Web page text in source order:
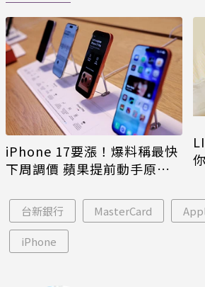
iPhone 17要漲！爆料稱最快
下周調價 蘋果提前動手原因
台新銀行 MasterCard
iPhone